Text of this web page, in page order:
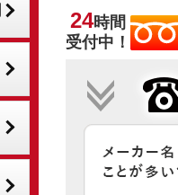
24時間
受付中！